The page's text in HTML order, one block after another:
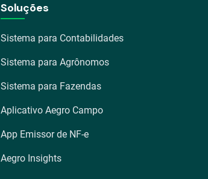
Soluções
Sistema para Contabilidades
Sistema para Agrônomos
Sistema para Fazendas
Aplicativo Aegro Campo
App Emissor de NF-e
Aegro Insights